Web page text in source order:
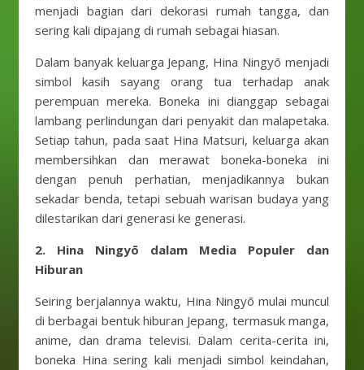
menjadi bagian dari dekorasi rumah tangga, dan
sering kali dipajang di rumah sebagai hiasan.
Dalam banyak keluarga Jepang, Hina Ningyō menjadi
simbol kasih sayang orang tua terhadap anak
perempuan mereka. Boneka ini dianggap sebagai
lambang perlindungan dari penyakit dan malapetaka.
Setiap tahun, pada saat Hina Matsuri, keluarga akan
membersihkan dan merawat boneka-boneka ini
dengan penuh perhatian, menjadikannya bukan
sekadar benda, tetapi sebuah warisan budaya yang
dilestarikan dari generasi ke generasi.
2. Hina Ningyō dalam Media Populer dan
Hiburan
Seiring berjalannya waktu, Hina Ningyō mulai muncul
di berbagai bentuk hiburan Jepang, termasuk manga,
anime, dan drama televisi. Dalam cerita-cerita ini,
boneka Hina sering kali menjadi simbol keindahan,